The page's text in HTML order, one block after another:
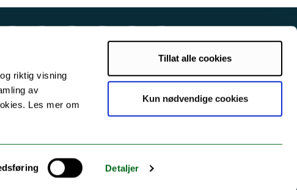
riktig visning
av
Les mer om
Detaljer
Tillat alle cookies
Kun nødvendige cookies